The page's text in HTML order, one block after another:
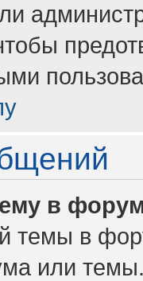
в
темы в
или